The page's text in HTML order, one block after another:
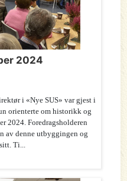
2024
i «Nye SUS» var gjest i
orienterte om historikk og
2024. Foredragsholderen
av denne utbyggingen og
Ti...